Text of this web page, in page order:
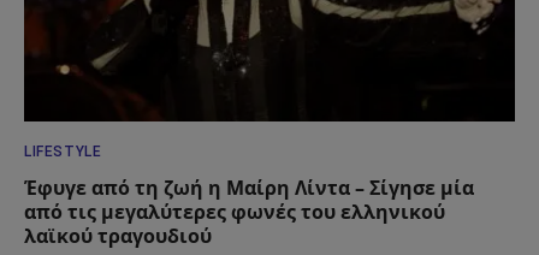
LIFESTYLE
Έφυγε από τη ζωή η Μαίρη Λίντα – Σίγησε μία
από τις μεγαλύτερες φωνές του ελληνικού
λαϊκού τραγουδιού